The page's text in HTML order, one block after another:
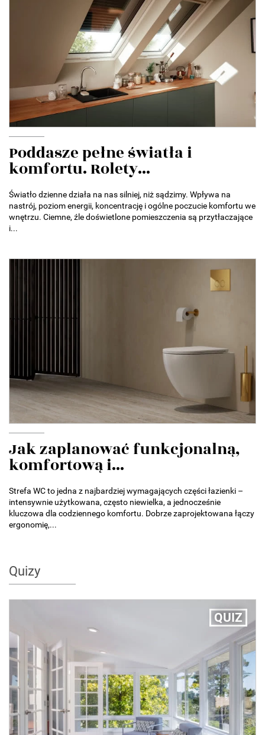
Poddasze pełne światła i
komfortu. Rolety...
Światło dzienne działa na nas silniej, niż sądzimy. Wpływa na
nastrój, poziom energii, koncentrację i ogólne poczucie komfortu we
wnętrzu. Ciemne, źle doświetlone pomieszczenia są przytłaczające
i...
Jak zaplanować funkcjonalną,
komfortową i...
Strefa WC to jedna z najbardziej wymagających części łazienki –
intensywnie użytkowana, często niewielka, a jednocześnie
kluczowa dla codziennego komfortu. Dobrze zaprojektowana łączy
ergonomię,...
Quizy
QUIZ